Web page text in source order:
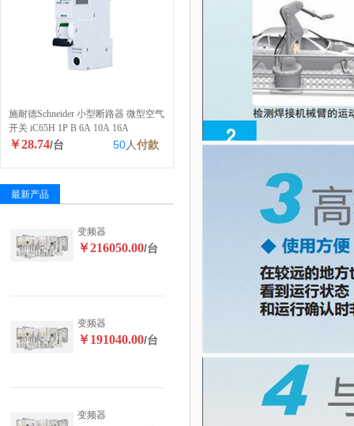
施耐德Schneider 小型断路器 微型空气
开关 iC65H 1P B 6A 10A 16A
￥28.74/台 50人付款
最新产品
变频器
￥216050.00/台
变频器
￥191040.00/台
变频器